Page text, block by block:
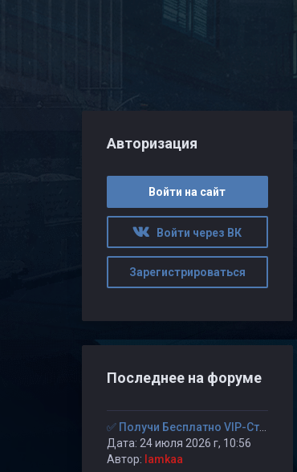
Авторизация
Войти на сайт
Войти через ВК
Зарегистрироваться
Последнее на форуме
Дата: 24 июля 2026 г, 10:56
Автор: lamkaa